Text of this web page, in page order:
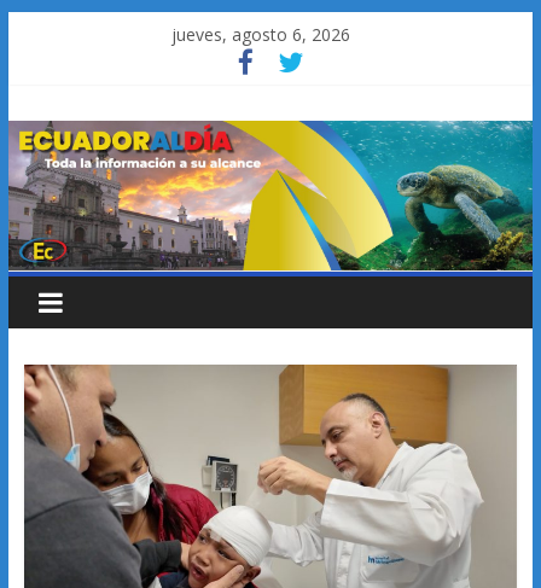
jueves, agosto 6, 2026